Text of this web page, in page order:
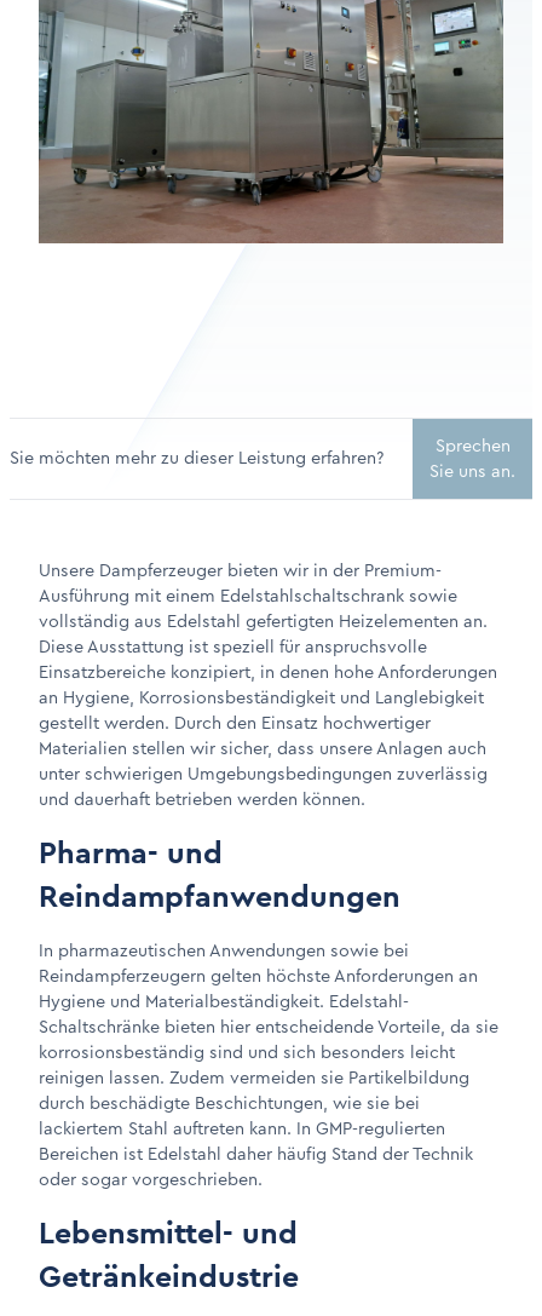
Sie möchten mehr zu dieser Leistung erfahren?
Sprechen
Sie uns an.
Unsere Dampferzeuger bieten wir in der Premium-
Ausführung mit einem Edelstahlschaltschrank sowie
vollständig aus Edelstahl gefertigten Heizelementen an.
Diese Ausstattung ist speziell für anspruchsvolle
Einsatzbereiche konzipiert, in denen hohe Anforderungen
an Hygiene, Korrosionsbeständigkeit und Langlebigkeit
gestellt werden. Durch den Einsatz hochwertiger
Materialien stellen wir sicher, dass unsere Anlagen auch
unter schwierigen Umgebungsbedingungen zuverlässig
und dauerhaft betrieben werden können.
Pharma- und
Reindampfanwendungen
In pharmazeutischen Anwendungen sowie bei
Reindampferzeugern gelten höchste Anforderungen an
Hygiene und Materialbeständigkeit. Edelstahl-
Schaltschränke bieten hier entscheidende Vorteile, da sie
korrosionsbeständig sind und sich besonders leicht
reinigen lassen. Zudem vermeiden sie Partikelbildung
durch beschädigte Beschichtungen, wie sie bei
lackiertem Stahl auftreten kann. In GMP-regulierten
Bereichen ist Edelstahl daher häufig Stand der Technik
oder sogar vorgeschrieben.
Lebensmittel- und
Getränkeindustrie